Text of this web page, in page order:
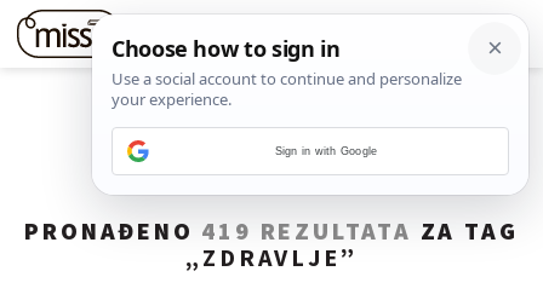
PRONAĐENO 419 REZULTATA ZA TAG
„ ZDRAVLJE ”
Sign in with Google